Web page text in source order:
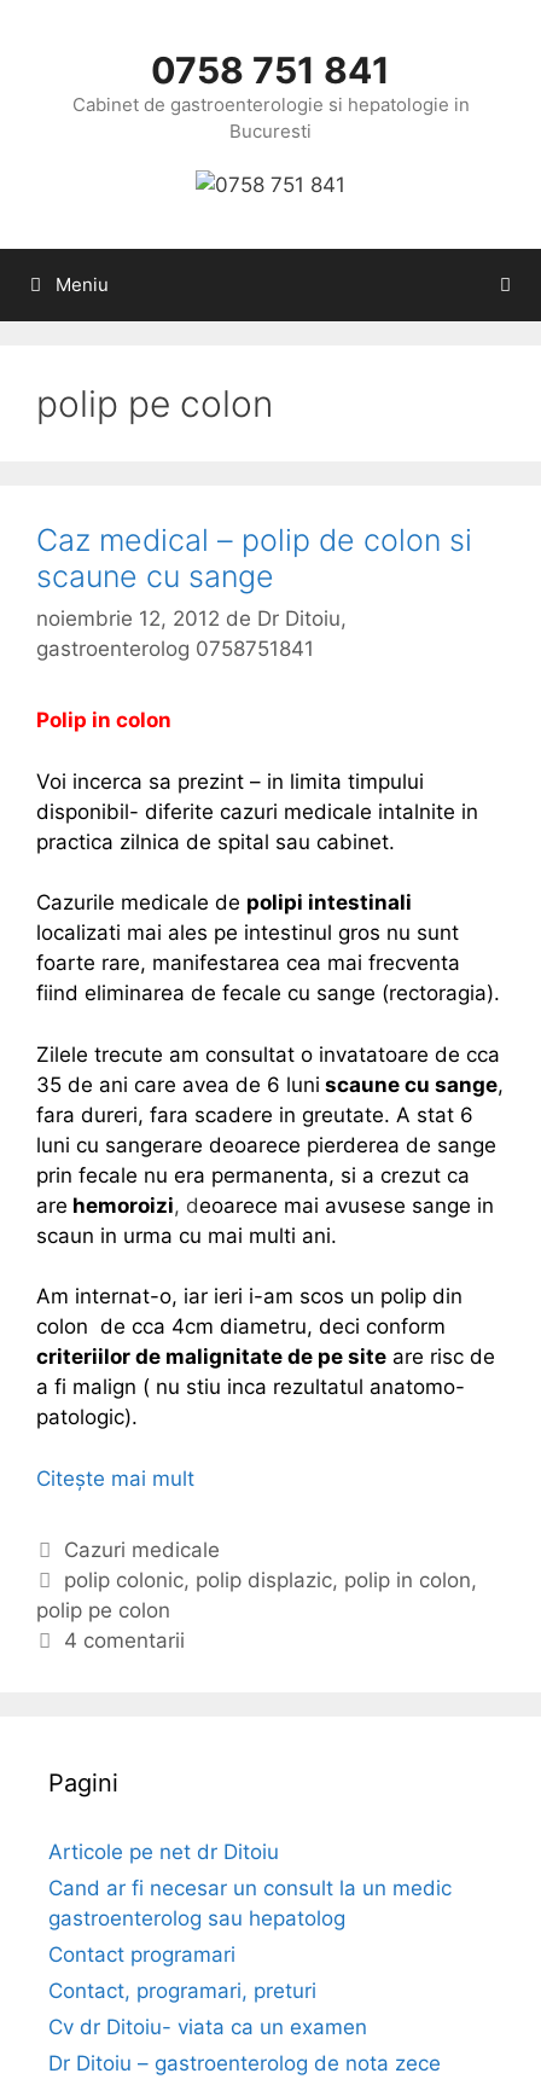
0758 751 841
Cabinet de gastroenterologie si hepatologie in
Bucuresti
Meniu
polip pe colon
Caz medical – polip de colon si
scaune cu sange
noiembrie 12, 2012 de Dr Ditoiu,
gastroenterolog 0758751841
Polip in colon
Voi incerca sa prezint – in limita timpului
disponibil- diferite cazuri medicale intalnite in
practica zilnica de spital sau cabinet.
Cazurile medicale de polipi intestinali
localizati mai ales pe intestinul gros nu sunt
foarte rare, manifestarea cea mai frecventa
fiind eliminarea de fecale cu sange (rectoragia).
Zilele trecute am consultat o invatatoare de cca
35 de ani care avea de 6 luni scaune cu sange,
fara dureri, fara scadere in greutate. A stat 6
luni cu sangerare deoarece pierderea de sange
prin fecale nu era permanenta, si a crezut ca
are hemoroizi, deoarece mai avusese sange in
scaun in urma cu mai multi ani.
Am internat-o, iar ieri i-am scos un polip din
colon de cca 4cm diametru, deci conform
criteriilor de malignitate de pe site are risc de
a fi malign ( nu stiu inca rezultatul anatomo-
patologic).
Citește mai mult
z
e
o
i
p
d
e
c
C
a
t
e
i
Cazuri medicale
E
t
i
e
polip colonic, polip displazic, polip in colon,
polip pe colon
4 comentarii
Pagini
Articole pe net dr Ditoiu
Cand ar fi necesar un consult la un medic
gastroenterolog sau hepatolog
Contact programari
Contact, programari, preturi
Cv dr Ditoiu- viata ca un examen
Dr Ditoiu – gastroenterolog de nota zece